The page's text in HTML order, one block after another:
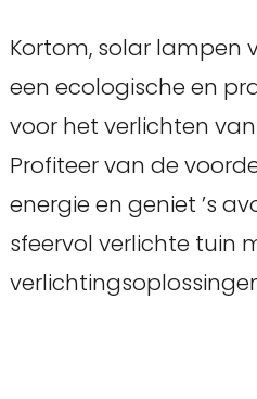
Kortom, solar lampen
een ecologische en
voor het verlichten
Profiteer van de
energie en geniet ’s
sfeervol verlichte tuin